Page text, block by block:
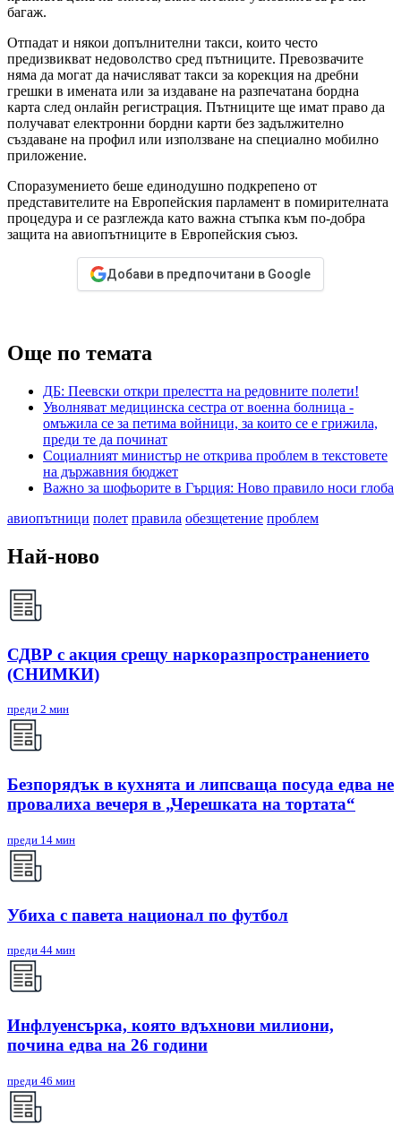
багаж.
Отпадат и някои допълнителни такси, които често
предизвикват недоволство сред пътниците. Превозвачите
няма да могат да начисляват такси за корекция на дребни
грешки в имената или за издаване на разпечатана бордна
карта след онлайн регистрация. Пътниците ще имат право да
получават електронни бордни карти без задължително
създаване на профил или използване на специално мобилно
приложение.
Споразумението беше единодушно подкрепено от
представителите на Европейския парламент в помирителната
процедура и се разглежда като важна стъпка към по-добра
защита на авиопътниците в Европейския съюз.
Добави в предпочитани в Google
Още по темата
ДБ: Пеевски откри прелестта на редовните полети!
Уволняват медицинска сестра от военна болница -
омъжила се за петима войници, за които се е грижила,
преди те да починат
Социалният министър не открива проблем в текстовете
на държавния бюджет
Важно за шофьорите в Гърция: Ново правило носи глоба
авиопътници полет правила обезщетение проблем
Най-ново
СДВР с акция срещу наркоразпространението
(СНИМКИ)
преди 2 мин
Безпорядък в кухнята и липсваща посуда едва не
провалиха вечеря в „Черешката на тортата“
преди 14 мин
Убиха с павета национал по футбол
преди 44 мин
Инфлуенсърка, която вдъхнови милиони,
почина едва на 26 години
преди 46 мин